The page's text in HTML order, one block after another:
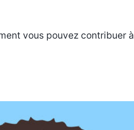
vous pouvez contribuer à